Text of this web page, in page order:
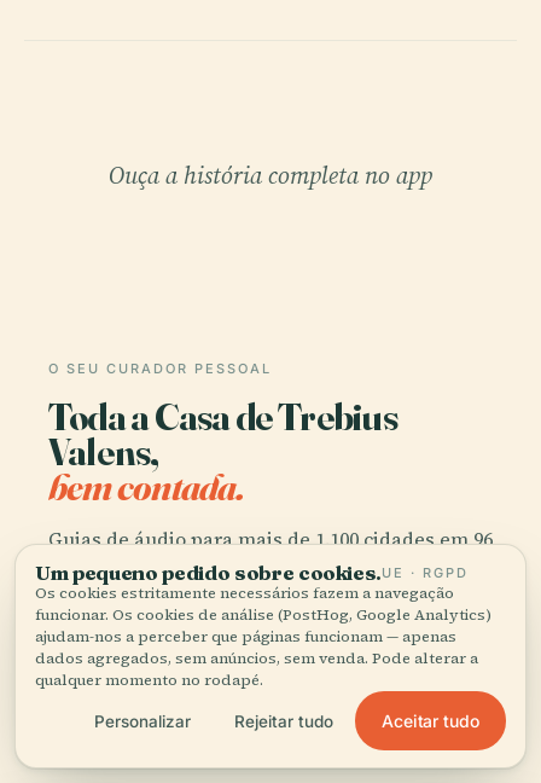
Ouça a história completa no app
O SEU CURADOR PESSOAL
Toda a Casa de Trebius
Valens,
bem contada.
Guias de áudio para mais de 1.100 cidades em 96
países. História, relatos e conhecimento local —
disponíveis offline.
Transferir a app
Junte-se a mais de 50 mil viajantes
Um pequeno pedido sobre cookies.UE · RGPD
Os cookies estritamente necessários fazem a navegação
funcionar. Os cookies de análise (PostHog, Google Analytics)
ajudam-nos a perceber que páginas funcionam — apenas
dados agregados, sem anúncios, sem venda. Pode alterar a
qualquer momento no rodapé.
Personalizar Rejeitar tudo Aceitar tudo